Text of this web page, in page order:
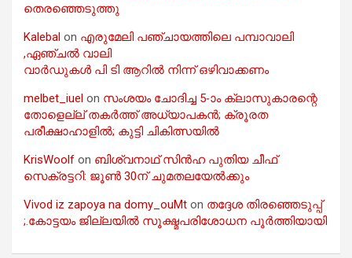
തെരഞ്ഞെടുത്തു
Kalebal on എരുമേലി പഞ്ചായത്തിലെ പമ്പാവാലി
,ഏഞ്ചൽ വാലി
വാർഡുകൾ പി ടി ആറിൽ നിന്ന് ഒഴിവാക്കണം
melbet_iuel on സംശയം ചോദിച്ച 5-ാം ക്ലാസുകാരന്റെ
തോളെല്ല് തകർത്ത് അധ്യാപകൻ; ക്രൂരത
പരീക്ഷാഹാളിൽ; കുട്ടി ചികിത്സയിൽ
KrisWoolf on ബിശ്വനാഥ് സിൻഹ പുതിയ ചീഫ്
സെക്രട്ടറി: ജൂൺ 30ന് ചുമതലയേൽക്കും
Vivod iz zapoya na domy_ouMt on തദ്ദേശ തിരഞ്ഞെടുപ്പ്
;.കോട്ടയം ജില്ലയിൽ സൂക്ഷ്മപരിശോധന പൂർത്തിയായി